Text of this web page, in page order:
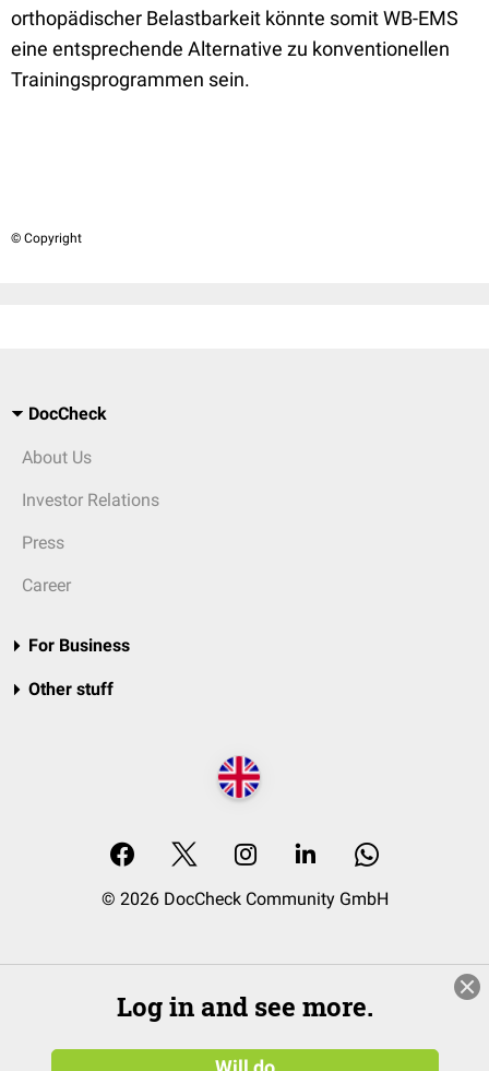
orthopädischer Belastbarkeit könnte somit WB-EMS
eine entsprechende Alternative zu konventionellen
Trainingsprogrammen sein.
© Copyright
DocCheck
About Us
Investor Relations
Press
Career
For Business
Other stuff
© 2026 DocCheck Community GmbH
Log in and see more.